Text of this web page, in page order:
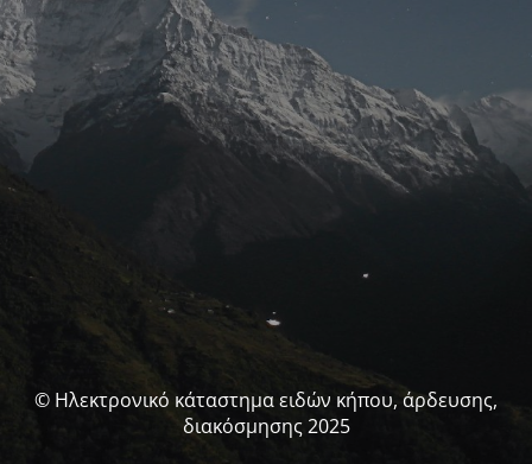
© Ηλεκτρονικό κάταστημα ειδών κήπου, άρδευσης,
διακόσμησης 2025